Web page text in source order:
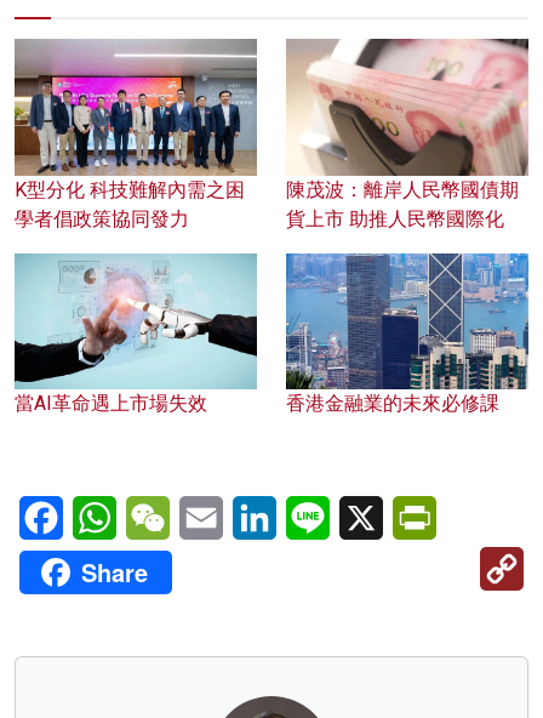
K型分化 科技難解內需之困
學者倡政策協同發力
陳茂波：離岸人民幣國債期
貨上市 助推人民幣國際化
當AI革命遇上市場失效 香港金融業的未來必修課
FacebookWhatsAppWeChatEmail LinkedInLine X
Share